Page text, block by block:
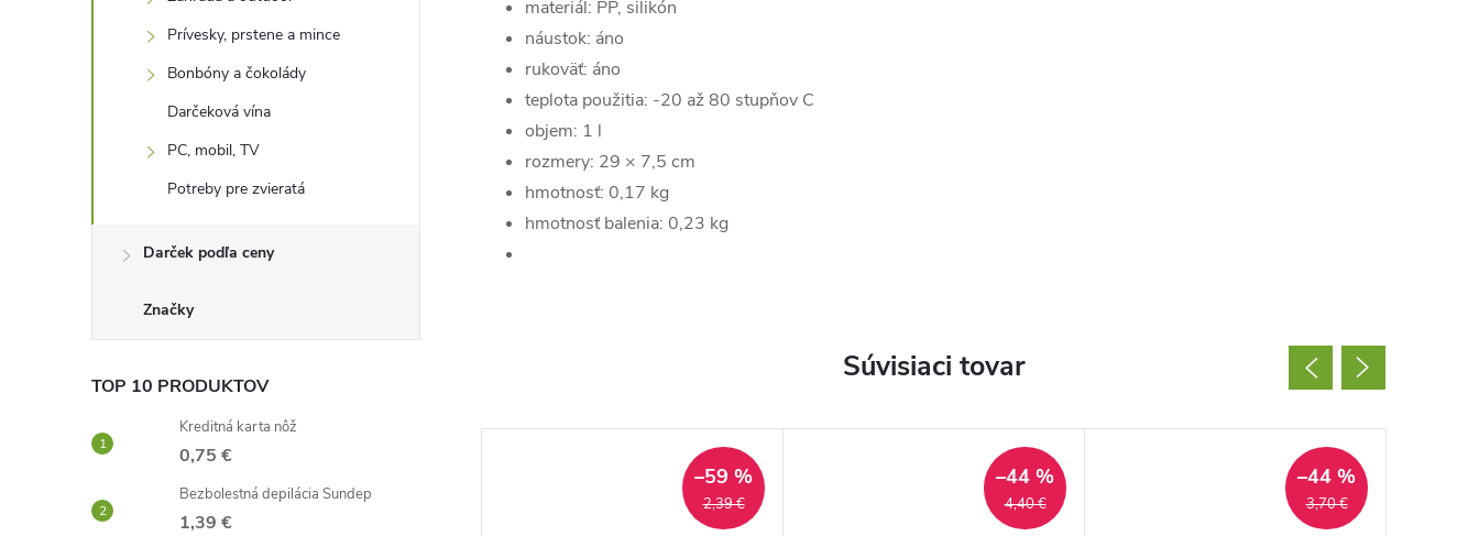
Prívesky, prstene a mince
Bonbóny a čokolády
Darčeková vína
PC, mobil, TV
Potreby pre zvieratá
Darček podľa ceny
Značky
TOP 10 PRODUKTOV
Kreditná karta nôž
0,75 €
Bezbolestná depilácia Sundep
1,39 €
materiál: PP, silikón
náustok: áno
rukoväť: áno
teplota použitia: -20 až 80 stupňov C
objem: 1 l
rozmery: 29 × 7,5 cm
hmotnosť: 0,17 kg
hmotnosť balenia: 0,23 kg
Súvisiaci tovar
2,79 € 2,39 €
–59 %
4,40 €
–44 %
3,70 €
–44 %